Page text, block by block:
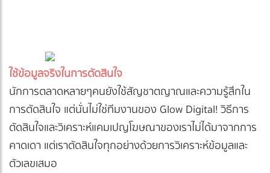
ใช้ข้อมูลจริงในการตัดสินใจ
นักการตลาดหลายๆคนยังใช้สัญชาตญาณและความรู้สึกใน
การตัดสินใจ แต่นั่นไม่ใช่ทีมงานของ Glow Digital! วิธีการ
ตัดสินใจและวิเคราะห์แคมเปญโฆษณาของเราไม่ได้มาจากการ
คาดเดา แต่เราตัดสินใจทุกอย่างด้วยการวิเคราะห์ข้อมูลและ
ตัวเลขเสมอ